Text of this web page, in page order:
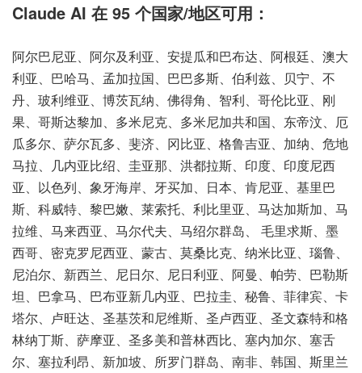
Claude AI 在 95 个国家/地区可用：
阿尔巴尼亚、阿尔及利亚、安提瓜和巴布达、阿根廷、澳大
利亚、巴哈马、孟加拉国、巴巴多斯、伯利兹、贝宁、不
丹、玻利维亚、博茨瓦纳、佛得角、智利、哥伦比亚、刚
果、哥斯达黎加、多米尼克、多米尼加共和国、东帝汶、厄
瓜多尔、萨尔瓦多、斐济、冈比亚、格鲁吉亚、加纳、危地
马拉、几内亚比绍、圭亚那、洪都拉斯、印度、印度尼西
亚、以色列、象牙海岸、牙买加、日本、肯尼亚、基里巴
斯、科威特、黎巴嫩、莱索托、利比里亚、马达加斯加、马
拉维、马来西亚、马尔代夫、马绍尔群岛、 毛里求斯、墨
西哥、密克罗尼西亚、蒙古、莫桑比克、纳米比亚、瑙鲁、
尼泊尔、新西兰、尼日尔、尼日利亚、阿曼、帕劳、巴勒斯
坦、巴拿马、巴布亚新几内亚、巴拉圭、秘鲁、菲律宾、卡
塔尔、卢旺达、圣基茨和尼维斯、圣卢西亚、圣文森特和格
林纳丁斯、萨摩亚、圣多美和普林西比、塞内加尔、塞舌
尔、塞拉利昂、新加坡、所罗门群岛、南非、韩国、斯里兰